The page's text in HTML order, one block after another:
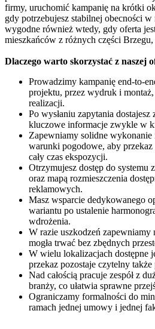
firmy, uruchomić kampanię na krótki
gdy potrzebujesz stabilnej obecności
wygodne również wtedy, gdy oferta
mieszkańców z różnych części
Dlaczego warto skorzystać z naszej
Prowadzimy kampanię end-to-
projektu, przez wydruk i
realizacji.
Po wysłaniu zapytania
kluczowe informacje zwykle w
Zapewniamy solidne wykonanie
warunki pogodowe, aby przekaz
cały czas ekspozycji.
Otrzymujesz dostęp do systemu
oraz mapą rozmieszczenia
reklamowych.
Masz wsparcie dedykowanego
wariantu po ustalenie
wdrożenia.
W razie uszkodzeń zapewniamy
mogła trwać bez zbędnych
W wielu lokalizacjach dostępne
przekaz pozostaje czytelny
Nad całością pracuje zespół z
branży, co ułatwia sprawne
Ograniczamy formalności do
ramach jednej umowy i jednej